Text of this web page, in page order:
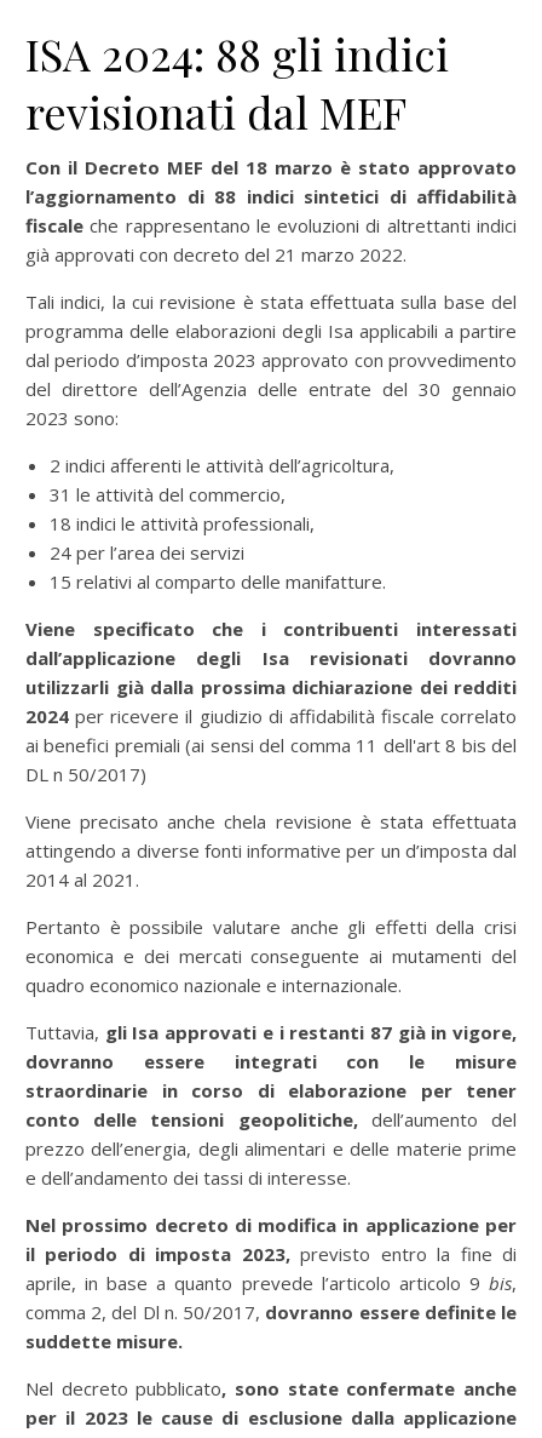
ISA 2024: 88 gli indici
revisionati dal MEF
Con il Decreto MEF del 18 marzo è stato approvato
l’aggiornamento di 88 indici sintetici di affidabilità
fiscaleche rappresentano le evoluzioni di altrettanti indici
già approvati con decreto del 21 marzo 2022.
Tali indici, la cui revisione è stata effettuata sulla base del
programma delle elaborazioni degli Isa applicabili a partire
dal periodo d’imposta 2023 approvato con provvedimento
del direttore dell’Agenzia delle entrate del 30 gennaio
2023 sono:
2 indici afferenti le attività dell’agricoltura,
31 le attività del commercio,
18 indici le attività professionali,
24 per l’area dei servizi
15 relativi al comparto delle manifatture.
Viene specificato che i contribuenti interessati
dall’applicazione degli Isa revisionati dovranno
utilizzarli già dalla prossima dichiarazione dei redditi
2024per ricevere il giudizio di affidabilità fiscale correlato
ai benefici premiali (ai sensi del comma 11 dell'art 8 bis del
DL n 50/2017)
Viene precisato anche chela revisione è stata effettuata
attingendo a diverse fonti informative per un d’imposta dal
2014 al 2021.
Pertanto è possibile valutare anche gli effetti della crisi
economica e dei mercati conseguente ai mutamenti del
quadro economico nazionale e internazionale.
Tuttavia, gli Isa approvati e i restanti 87 già in vigore,
dovranno essere integrati con le misure
straordinarie in corso di elaborazione per tener
conto delle tensioni geopolitiche,dell’aumento del
prezzo dell’energia, degli alimentari e delle materie prime
e dell’andamento dei tassi di interesse.
Nel prossimo decreto di modifica in applicazione per
il periodo di imposta 2023,previsto entro la fine di
aprile, in base a quanto prevede l’articolo articolo 9 bis,
comma 2, del Dl n. 50/2017, dovranno essere definite le
suddette misure.
Nel decreto pubblicato, sono state confermate anche
per il 2023 le cause di esclusione dalla applicazione